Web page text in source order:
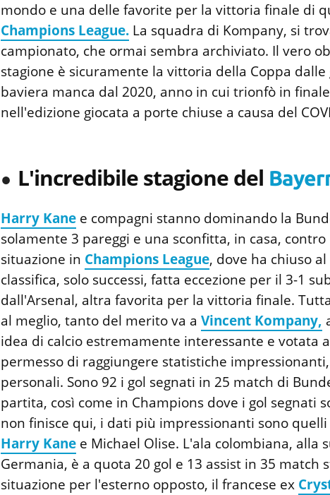
mondo e una delle favorite per la vittoria finale di
Champions League. La squadra di Kompany, si
campionato, che ormai sembra archiviato. Il vero
stagione è sicuramente la vittoria della Coppa
baviera manca dal 2020, anno in cui trionfò in
nell'edizione giocata a porte chiuse a causa del
L'incredibile stagione del
Harry Kane e compagni stanno dominando la
solamente 3 pareggi e una sconfitta, in casa, contro
situazione in Champions League, dove ha chiuso
classifica, solo successi, fatta eccezione per il 3-1
dall'Arsenal, altra favorita per la vittoria finale.
al meglio, tanto del merito va a Vincent Kompany,
idea di calcio estremamente interessante e votata
permesso di raggiungere statistiche
personali. Sono 92 i gol segnati in 25 match di
partita, così come in Champions dove i gol segnati
non finisce qui, i dati più impressionanti sono
Harry Kane e Michael Olise. L'ala colombiana, alla
Germania, è a quota 20 gol e 13 assist in 35 match
situazione per l'esterno opposto, il francese ex